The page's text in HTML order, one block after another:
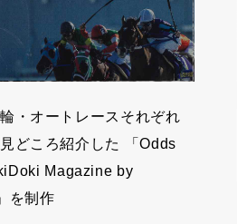
・オートレースそれぞれ
どころ紹介した 「Odds
Magazine by
を制作